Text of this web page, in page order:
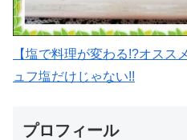
【塩で料理が変わる!?オスス
ュフ塩だけじゃない!!
プロフィール